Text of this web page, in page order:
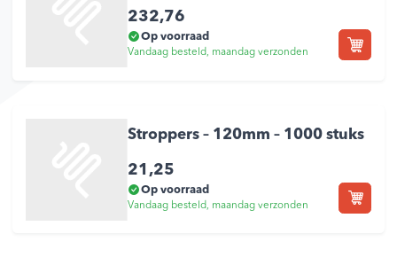
232,76
Op voorraad
Vandaag besteld, maandag verzonden
Stroppers – 120mm – 1000 stuks
21,25
Op voorraad
Vandaag besteld, maandag verzonden